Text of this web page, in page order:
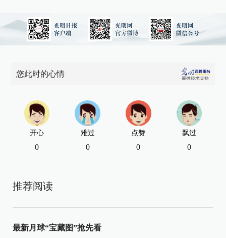
您此时的心情
开心
0
难过
0
点赞
0
飘过
0
推荐阅读
最新月球“宝藏图”抢先看